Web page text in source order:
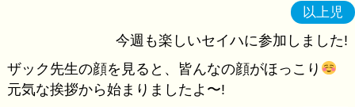
以上児
今週も楽しいセイハに参加しました!
ザック先生の顔を見ると、皆んなの顔がほっこり
元気な挨拶から始まりましたよ〜!